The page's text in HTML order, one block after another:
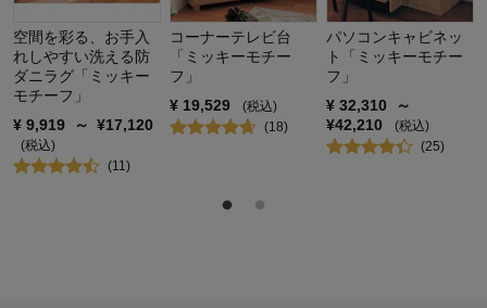
空間を彩る、お手入
れしやすい洗える防
ダニラグ「ミッキー
モチーフ」
¥ 9,919 ～ ¥17,120
(税込)
(11 )
コーナーテレビ台
「ミッキーモチー
フ」
¥ 19,529
(税込)
(18)
パソコンキャビネッ
ト「ミッキーモチー
フ」
¥ 32,310
～
¥42,210
(税込)
(25)